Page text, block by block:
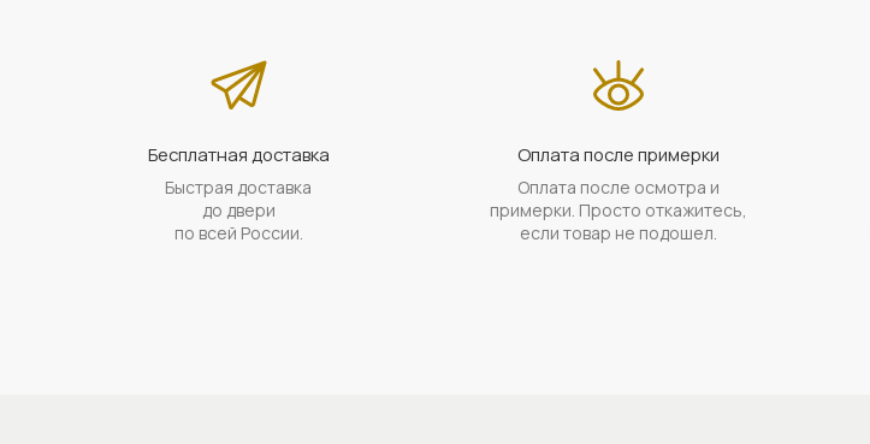
Бесплатная доставка
Быстрая доставка
до двери
по всей России.
Оплата после примерки
Оплата после осмотра и
примерки. Просто откажитесь,
если товар не подошел.